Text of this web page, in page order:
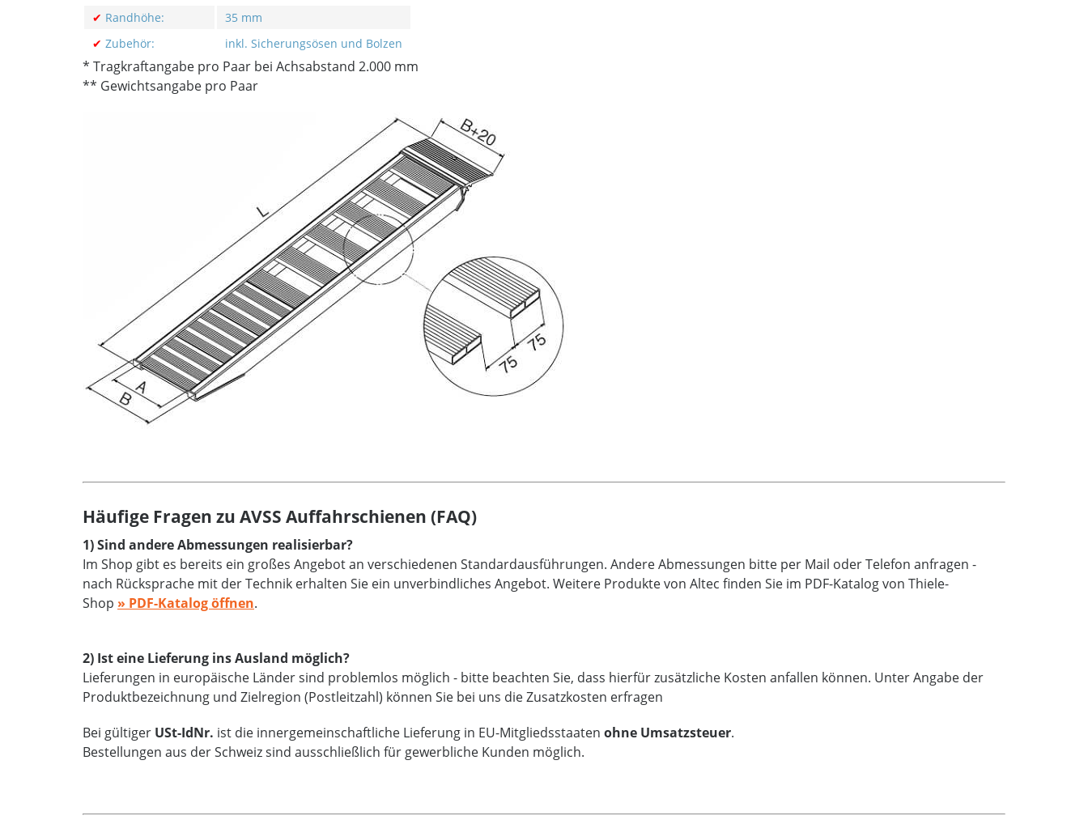
✔ Randhöhe:
35 mm
✔ Zubehör: inkl. Sicherungsösen und Bolzen
* Tragkraftangabe pro Paar bei Achsabstand 2.000 mm
** Gewichtsangabe pro Paar
Häufige Fragen zu AVSS Auffahrschienen (FAQ)
1) Sind andere Abmessungen realisierbar?
Im Shop gibt es bereits ein großes Angebot an verschiedenen Standardausführungen. Andere Abmessungen bitte per Mail oder Telefon anfragen -
nach Rücksprache mit der Technik erhalten Sie ein unverbindliches Angebot. Weitere Produkte von Altec finden Sie im PDF-Katalog von Thiele-
Shop » PDF-Katalog öffnen.
2) Ist eine Lieferung ins Ausland möglich?
Lieferungen in europäische Länder sind problemlos möglich - bitte beachten Sie, dass hierfür zusätzliche Kosten anfallen können. Unter Angabe der
Produktbezeichnung und Zielregion (Postleitzahl) können Sie bei uns die Zusatzkosten erfragen
Bei gültiger USt-IdNr. ist die innergemeinschaftliche Lieferung in EU-Mitgliedsstaaten ohne Umsatzsteuer.
Bestellungen aus der Schweiz sind ausschließlich für gewerbliche Kunden möglich.